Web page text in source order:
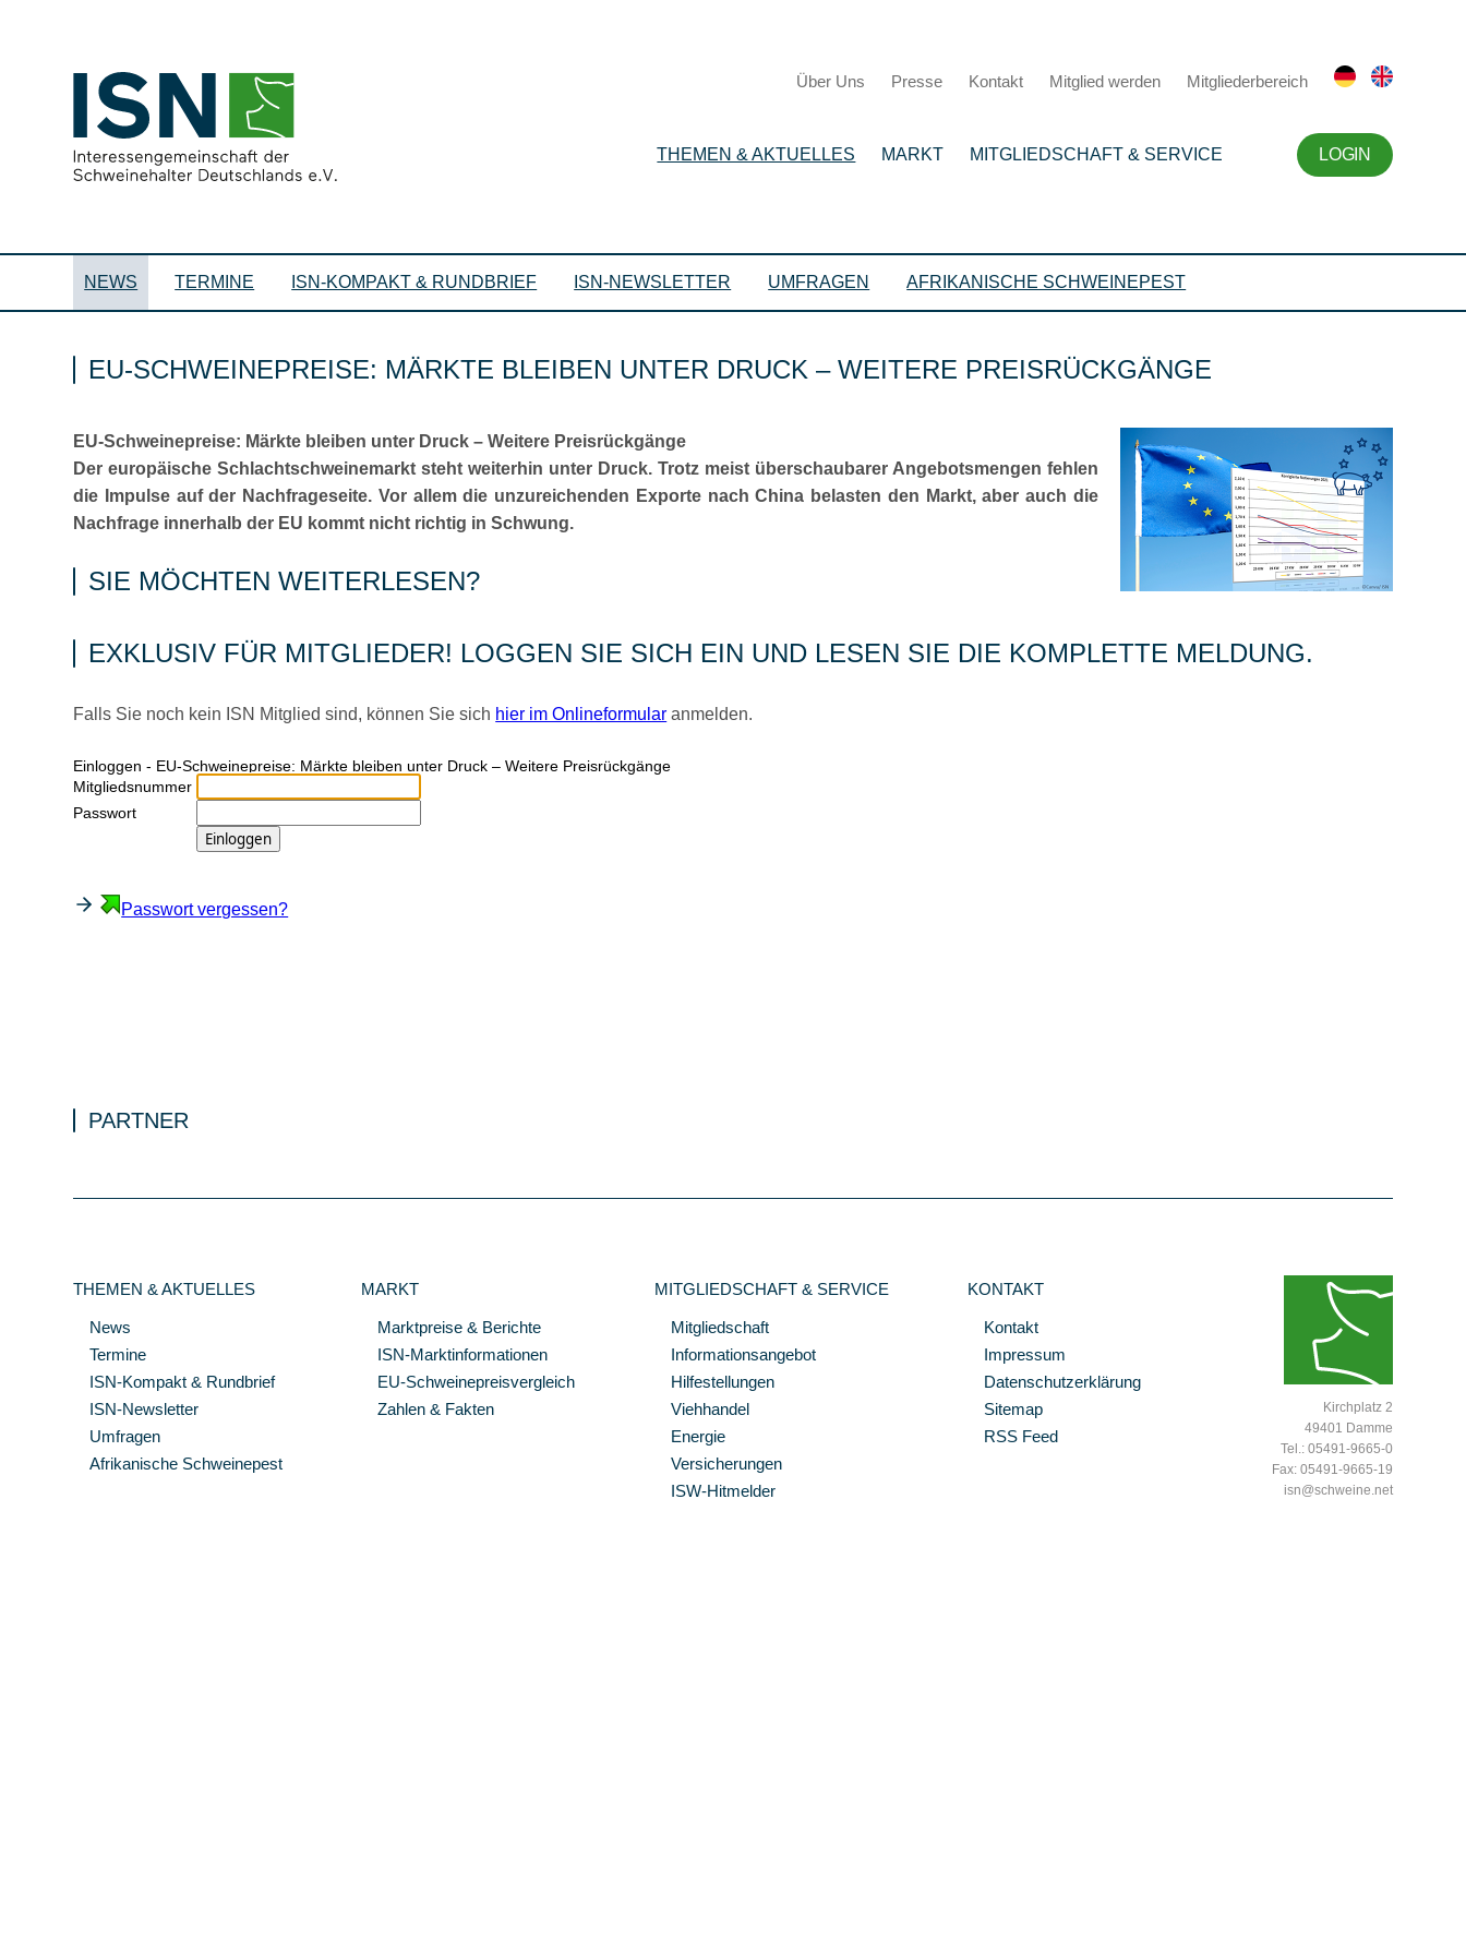
Über Uns Presse Kontakt Mitglied werden Mitgliederbereich
THEMEN & AKTUELLES MARKT MITGLIEDSCHAFT & SERVICE LOGIN
NEWS TERMINE ISN-KOMPAKT & RUNDBRIEF ISN-NEWSLETTER UMFRAGEN AFRIKANISCHE SCHWEINEPEST
EU-SCHWEINEPREISE: MÄRKTE BLEIBEN UNTER DRUCK – WEITERE PREISRÜCKGÄNGE
EU-Schweinepreise: Märkte bleiben unter Druck – Weitere Preisrückgänge
Der europäische Schlachtschweinemarkt steht weiterhin unter Druck. Trotz meist überschaubarer Angebotsmengen fehlen
die Impulse auf der Nachfrageseite. Vor allem die unzureichenden Exporte nach China belasten den Markt, aber auch die
Nachfrage innerhalb der EU kommt nicht richtig in Schwung.
SIE MÖCHTEN WEITERLESEN?
EXKLUSIV FÜR MITGLIEDER! LOGGEN SIE SICH EIN UND LESEN SIE DIE KOMPLETTE MELDUNG.
Falls Sie noch kein ISN Mitglied sind, können Sie sich hier im Onlineformular anmelden.
Ein­log­gen - EU-Schweinepreise: Märkte bleiben unter Druck – Weitere Preisrückgänge
Mitgliedsnummer
Passwort
Passwort vergessen?
PARTNER
THEMEN & AKTUELLES
News
Termine
ISN-Kompakt & Rundbrief
ISN-Newsletter
Umfragen
Afrikanische Schweinepest
MARKT
Marktpreise & Berichte
ISN-Marktinformationen
EU-Schweinepreisvergleich
Zahlen & Fakten
MITGLIEDSCHAFT & SERVICE
Mitgliedschaft
Informationsangebot
Hilfestellungen
Viehhandel
Energie
Versicherungen
ISW-Hitmelder
KONTAKT
Kontakt
Impressum
Datenschutzerklärung
Sitemap
RSS Feed
Kirchplatz 2
49401 Damme
Tel.: 05491-9665-0
Fax: 05491-9665-19
isn@schweine.net